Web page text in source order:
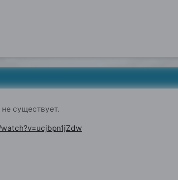
существует.